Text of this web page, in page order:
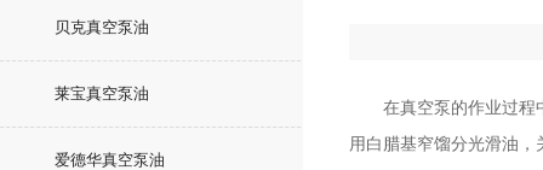
贝克真空泵油
莱宝真空泵油
爱德华真空泵油
在真空泵的作业过程中
用白腊基窄馏分光滑油